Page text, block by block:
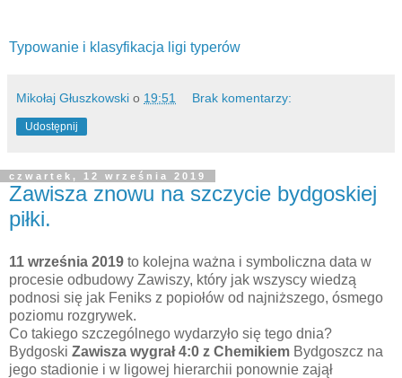
Typowanie i klasyfikacja ligi typerów
Mikołaj Głuszkowski o 19:51 Brak komentarzy:
Udostępnij
czwartek, 12 września 2019
Zawisza znowu na szczycie bydgoskiej
piłki.
11 września 2019 to kolejna ważna i symboliczna data w
procesie odbudowy Zawiszy, który jak wszyscy wiedzą
podnosi się jak Feniks z popiołów od najniższego, ósmego
poziomu rozgrywek.
Co takiego szczególnego wydarzyło się tego dnia?
Bydgoski Zawisza wygrał 4:0 z Chemikiem Bydgoszcz na
jego stadionie i w ligowej hierarchii ponownie zajął